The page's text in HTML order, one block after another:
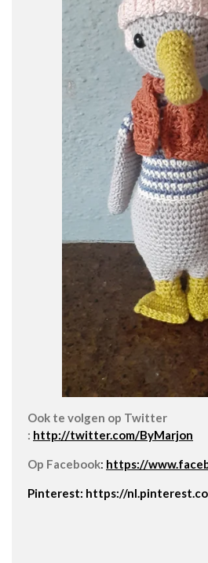
Ook te volgen op Twitter
: http://twitter.com/ByMarjon
Op Facebook: https://
Pinterest: https://